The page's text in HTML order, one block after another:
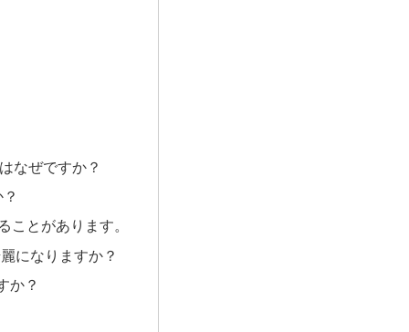
なぜですか？
ことがあります。
になりますか？
か？